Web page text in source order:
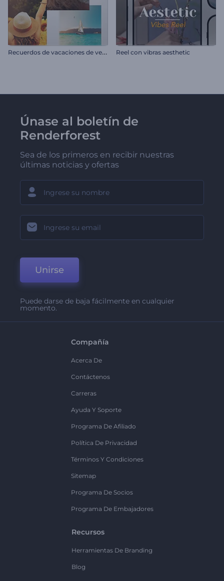
R
ecuerdos de vacaciones de verano Reel con vibras aesthetic
Únase al boletín de
Renderforest
Sea de los primeros en recibir nuestras
últimas noticias y ofertas
Unirse
Puede darse de baja fácilmente en cualquier
momento.
Compañía
Acerca De
Contáctenos
Carreras
Ayuda Y Soporte
Programa De Afiliado
Política De Privacidad
Términos Y Condiciones
Sitemap
Programa De Socios
Programa De Embajadores
Recursos
Herramientas De Branding
Blog